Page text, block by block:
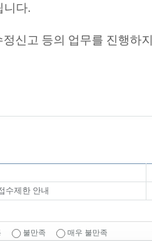
니다.
신고 등의 업무를 진행하지
수제한 안내
불만족 매우 불만족